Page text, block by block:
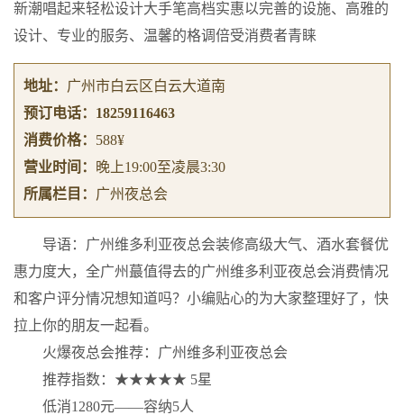
新潮唱起来轻松设计大手笔高档实惠以完善的设施、高雅的
设计、专业的服务、温馨的格调倍受消费者青睐
地址： 广州市白云区白云大道南
预订电话： 18259116463
消费价格： 588¥
营业时间：
晚上19:00至凌晨3:30
所属栏目： 广州夜总会
导语：广州维多利亚夜总会装修高级大气、酒水套餐优
惠力度大，全广州蕞值得去的广州维多利亚夜总会消费情况
和客户评分情况想知道吗？小编贴心的为大家整理好了，快
拉上你的朋友一起看。
火爆夜总会推荐：广州维多利亚夜总会
推荐指数：★★★★★ 5星
低消1280元——容纳5人